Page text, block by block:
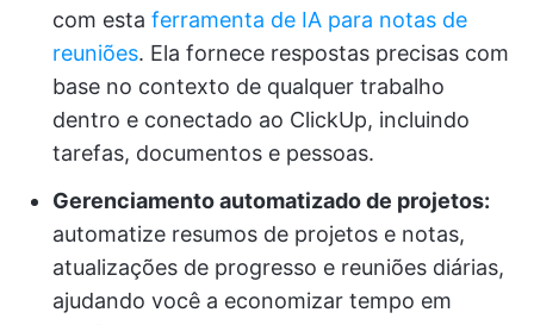
com esta ferramenta de IA para notas de
reuniões. Ela fornece respostas precisas com
base no contexto de qualquer trabalho
dentro e conectado ao ClickUp, incluindo
tarefas, documentos e pessoas.
Gerenciamento automatizado de projetos:
automatize resumos de projetos e notas,
atualizações de progresso e reuniões diárias,
ajudando você a economizar tempo em